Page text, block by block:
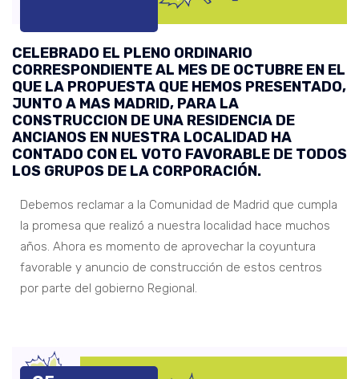
CELEBRADO EL PLENO ORDINARIO
CORRESPONDIENTE AL MES DE OCTUBRE EN EL
QUE LA PROPUESTA QUE HEMOS PRESENTADO,
JUNTO A MAS MADRID, PARA LA
CONSTRUCCION DE UNA RESIDENCIA DE
ANCIANOS EN NUESTRA LOCALIDAD HA
CONTADO CON EL VOTO FAVORABLE DE TODOS
LOS GRUPOS DE LA CORPORACIÓN.
Debemos reclamar a la Comunidad de Madrid que cumpla
la promesa que realizó a nuestra localidad hace muchos
años. Ahora es momento de aprovechar la coyuntura
favorable y anuncio de construcción de estos centros
por parte del gobierno Regional.